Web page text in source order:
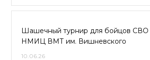
Шашечный турнир для бойцов СВО
НМИЦ ВМТ им. Вишневского
10.06.26